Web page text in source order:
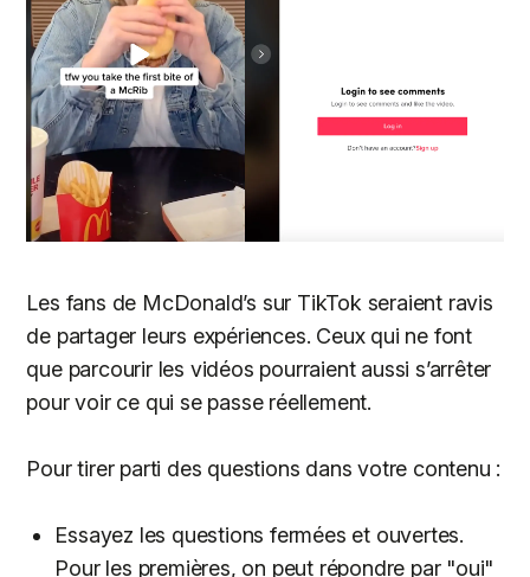
Les fans de McDonald’s sur TikTok seraient ravis
de partager leurs expériences. Ceux qui ne font
que parcourir les vidéos pourraient aussi s’arrêter
pour voir ce qui se passe réellement.
Pour tirer parti des questions dans votre contenu :
Essayez les questions fermées et ouvertes.
Pour les premières, on peut répondre par "oui"